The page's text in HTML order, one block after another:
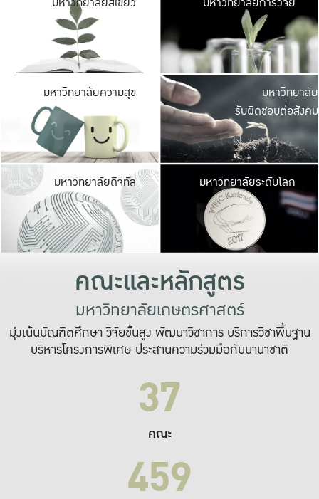
มีพื้นที่เขียวสดใส
เป็นป่าในเมือง เกษต
มหาวิทยาลัยความสุข มหาวิ
ค
เปิดประ
และพบเรื่องราวใ
มหาวิทยาลัย
รับผิดชอบต่อสังคม
มหาวิทยาลัยดิจิทัล มหาวิ
เปลี่ยนแปลง แล
เพื่อทำง
ระบบสารสนเทศ
มหาวิทยาลัยระดับโลก
คณะและหลักสูตร
มหาวิทยาลัยเกษตรศาสตร์
มุ่งเน้นบัณฑิตศึกษา วิจัยขั้นสูง พัฒนาวิชาการ บริการวิชาพื้นฐาน
บริหารโครงการพิเศษ ประสานความร่วมมือกับนานาชาติ
37
คณะ
459